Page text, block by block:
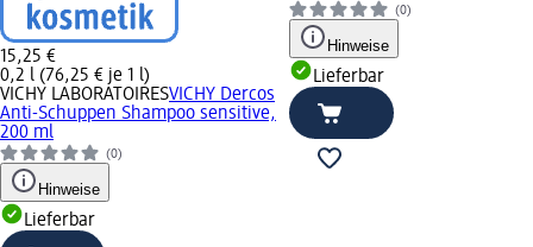
15,25 €
0,2 l (76,25 € je 1 l)
VICHY LABORATOIRESVICHY Dercos
Anti-Schuppen Shampoo sensitive,
200 ml
(0)
Hinweise
Lieferbar
(0)
Hinweise
Lieferbar